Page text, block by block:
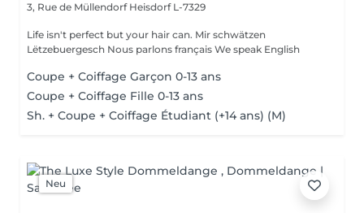
3, Rue de Müllendorf Heisdorf L-7329
Life isn't perfect but your hair can. Mir schwätzen
Lëtzebuergesch Nous parlons français We speak English
Coupe + Coiffage Garçon 0-13 ans
Coupe + Coiffage Fille 0-13 ans
Sh. + Coupe + Coiffage Étudiant (+14 ans) (M)
Neu